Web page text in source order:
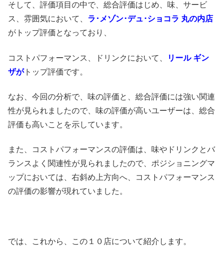
そして、評価項目の中で、総合評価はじめ、味、サービ
ス、雰囲気において、 ラ･メゾン･デュ･ショコラ 丸の内店
がトップ評価となっており、
コストパフォーマンス、ドリンクにおいて、
リール ギン
ザがトップ評価です。
なお、今回の分析で、味の評価と、総合評価には強い関連
性が見られましたので、味の評価が高いユーザーは、総合
評価も高いことを示しています。
また、コストパフォーマンスの評価は、味やドリンクとバ
ランスよく関連性が見られましたので、ポジショニングマ
ップにおいては、右斜め上方向へ、コストパフォーマンス
の評価の影響が現れていました。
では、これから、この１０店について紹介します。